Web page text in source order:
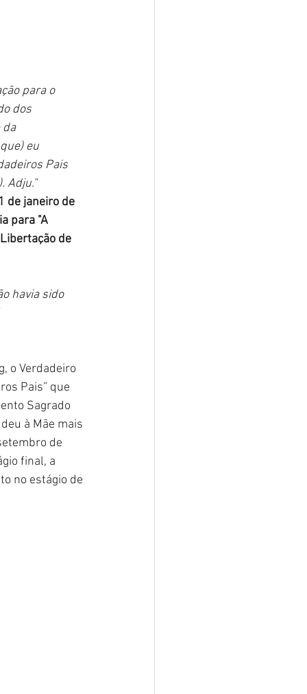
para o
dos
da
eu
Pais
Adju."
de janeiro de
para "A
de
havia sido
o Verdadeiro
Pais” que
Sagrado
à Mãe mais
de
final, a
no estágio de